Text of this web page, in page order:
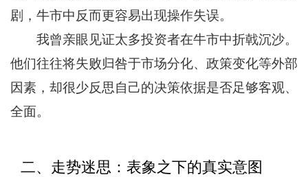
剧，牛市中反而更容易出现操作失误。
我曾亲眼见证太多投资者在牛市中折戟沉沙。
他们往往将失败归咎于市场分化、政策变化等外部
因素，却很少反思自己的决策依据是否足够客观、
全面。
二、走势迷思：表象之下的真实意图